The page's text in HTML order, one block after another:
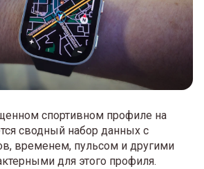
спортивном профиле на
сводный набор данных с
временем, пульсом и другими
для этого профиля.